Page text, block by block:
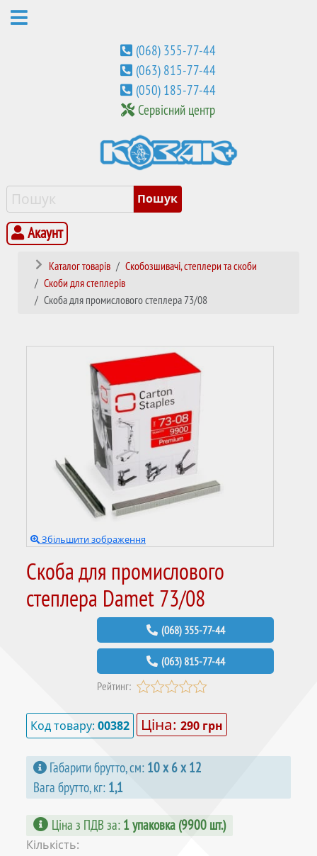
(068) 355-77-44
(063) 815-77-44
(050) 185-77-44
Сервісний центр
Акаунт
Каталог товарів
Скобозшивачі, степлери та скоби
Скоби для степлерів
Скоба для промислового степлера 73/08
Збільшити зображення
Скоба для промислового
степлера Damet 73/08
(068) 355-77-44
(063) 815-77-44
Рейтинг:
Код товару: 00382 Ціна: 290 грн
Габарити брутто, см: 10 х 6 х 12
Вага брутто, кг: 1,1
Ціна з ПДВ за: 1 упаковка (9900 шт.)
Кількість: